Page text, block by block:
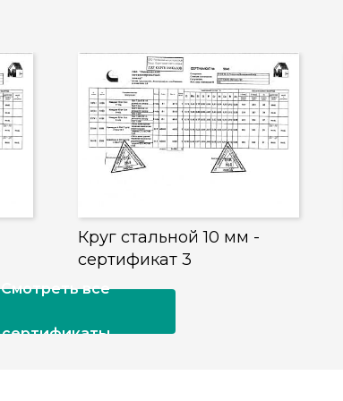
Круг стальной 10 мм -
сертификат 3
Смотреть все
сертификаты